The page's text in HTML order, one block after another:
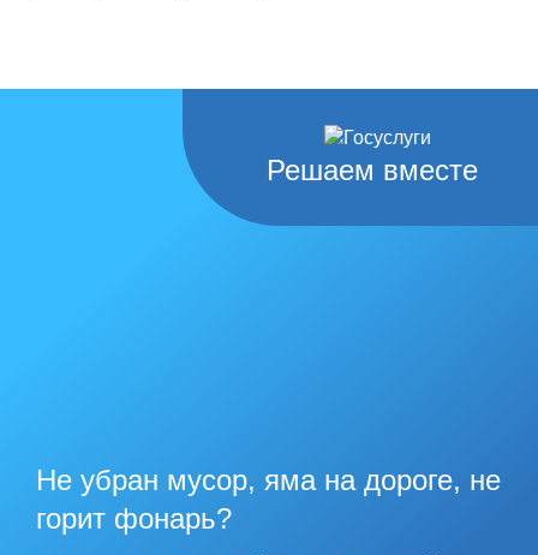
Решаем вместе
Не убран мусор, яма на дороге, не
горит фонарь?